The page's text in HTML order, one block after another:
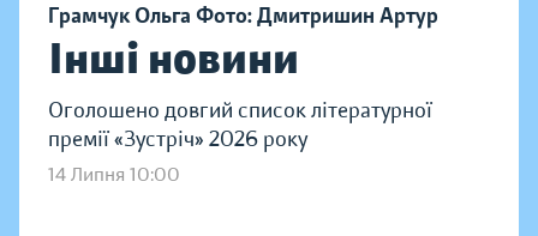
Грамчук Ольга Фото: Дмитришин Артур
Інші новини
Оголошено довгий список літературної
премії «Зустріч» 2026 року
14 Липня 10:00